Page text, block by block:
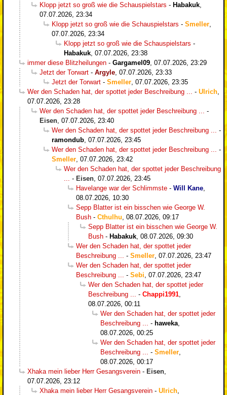
Klopp jetzt so groß wie die Schauspielstars - Habakuk
07.07.2026, 23:34
Klopp jetzt so groß wie die Schauspielstars - Smeller
07.07.2026, 23:34
Klopp jetzt so groß wie die Schauspielstars -
Habakuk 07.07.2026, 23:38
immer diese Blitzheilungen - Gargamel09 07.07.2026, 23:29
Jetzt der Torwart - Argyle 07.07.2026, 23:33
Jetzt der Torwart - Smeller 07.07.2026, 23:35
Wer den Schaden hat, der spottet jeder Beschreibung ...
- Ulrich
07.07.2026, 23:28
Wer den Schaden hat, der spottet jeder Beschreibung ...
-
Eisen 07.07.2026, 23:40
Wer den Schaden hat, der spottet jeder Beschreibung ...
-
ramondub 07.07.2026, 23:45
Wer den Schaden hat, der spottet jeder Beschreibung ...
-
Smeller 07.07.2026, 23:42
Wer den Schaden hat, der spottet jeder Beschreibung
- Eisen 07.07.2026, 23:45
Havelange war der Schlimmste - Will Kane
08.07.2026, 10:30
Sepp Blatter ist ein bisschen wie George W.
Bush - Cthulhu 08.07.2026, 09:17
Sepp Blatter ist ein bisschen wie George W.
Bush - Habakuk 08.07.2026, 09:30
Wer den Schaden hat, der spottet jeder
Beschreibung ...
- Smeller 07.07.2026, 23:47
Wer den Schaden hat, der spottet jeder
Beschreibung ...
- Sebi 07.07.2026, 23:47
Wer den Schaden hat, der spottet jeder
Beschreibung ...
- Chappi1991
08.07.2026, 00:11
Wer den Schaden hat, der spottet jeder
Beschreibung ...
- haweka
08.07.2026, 00:25
Wer den Schaden hat, der spottet jeder
Beschreibung ...
- Smeller
08.07.2026, 00:17
Xhaka mein lieber Herr Gesangsverein - Eisen
07.07.2026, 23:12
Xhaka mein lieber Herr Gesangsverein - Ulrich